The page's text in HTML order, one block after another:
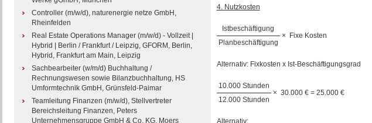
4. Nutzkosten
Istbeschäftigung
×
Fixe Kosten
Planbeschäftigung
Alternativ: Fixkosten x Ist-Beschäftigungsgrad
10.000 Stunden
× 30.000 € = 25.000 €
12.000 Stunden
Alternativ:
Controller (m/w/d), naturenergie netze GmbH,
Rheinfelden
Real Estate Operations Manager (m/w/d) - Vollzeit |
Hybrid | Berlin / Frankfurt / Leipzig, GFORM, Berlin,
Hybrid, Frankfurt am Main, Leipzig
Sachbearbeiter (w/m/d) Buchhaltung /
Rechnungswesen sowie Bilanzbuchhaltung, HS
Umformtechnik GmbH, Grünsfeld-Paimar
Teamleitung Finanzen (m/w/d), Stellvertreter
Bereichsleitung Finanzen, Peters
Unternehmensgruppe GmbH & Co. KG, Moers